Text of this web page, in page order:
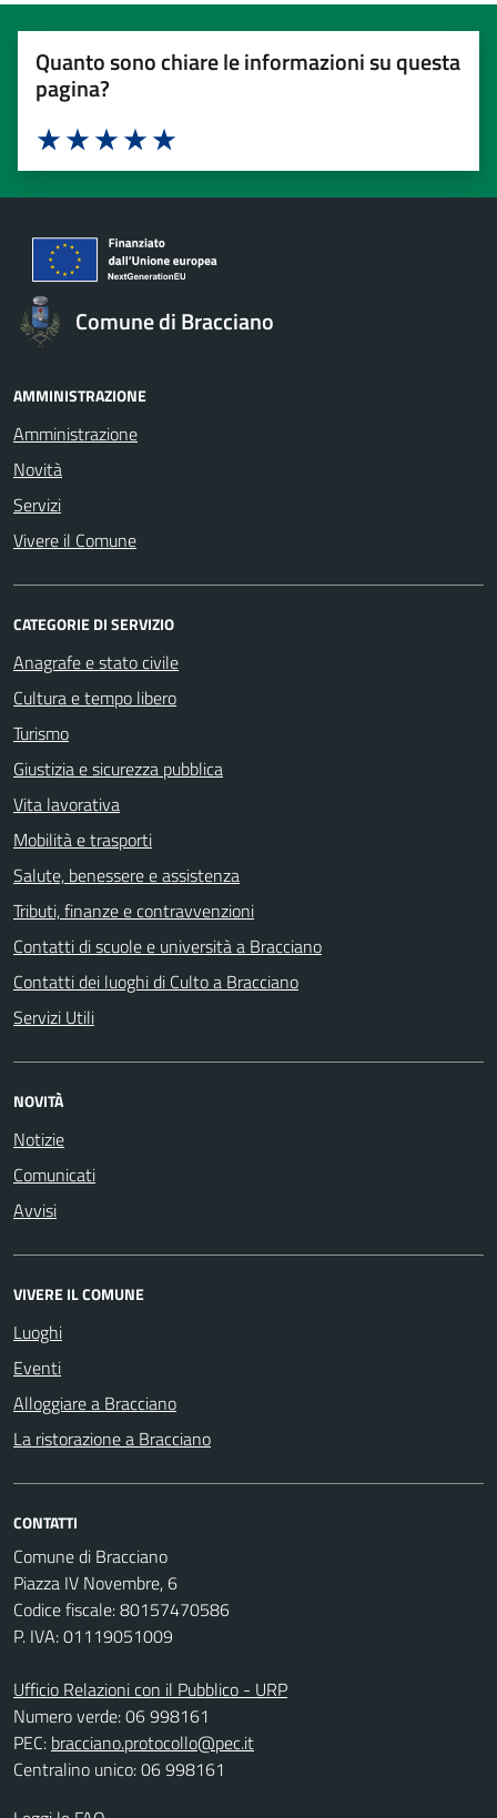
Quanto sono chiare le informazioni su questa
pagina?
Valuta 5 stelle su 5
Valuta 4 stelle su 5
Valuta 3 stelle su 5
Valuta 2 stelle su 5
Valuta 1 stelle su 5
Comune di Bracciano
AMMINISTRAZIONE
Amministrazione
Novità
Servizi
Vivere il Comune
CATEGORIE DI SERVIZIO
Anagrafe e stato civile
Cultura e tempo libero
Turismo
Giustizia e sicurezza pubblica
Vita lavorativa
Mobilità e trasporti
Salute, benessere e assistenza
Tributi, finanze e contravvenzioni
Contatti di scuole e università a Bracciano
Contatti dei luoghi di Culto a Bracciano
Servizi Utili
NOVITÀ
Notizie
Comunicati
Avvisi
VIVERE IL COMUNE
Luoghi
Eventi
Alloggiare a Bracciano
La ristorazione a Bracciano
CONTATTI
Comune di Bracciano
Piazza IV Novembre, 6
Codice fiscale: 80157470586
P. IVA: 01119051009
Ufficio Relazioni con il Pubblico - URP
Numero verde: 06 998161
PEC: bracciano.protocollo@pec.it
Centralino unico: 06 998161